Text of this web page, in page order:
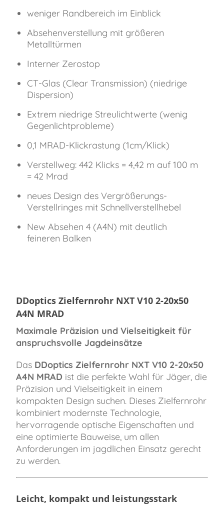
weniger Randbereich im Einblick
Absehenverstellung mit größeren
Metalltürmen
Interner Zerostop
CT-Glas (Clear Transmission) (niedrige
Dispersion)
Extrem niedrige Streulichtwerte (wenig
Gegenlichtprobleme)
0,1 MRAD-Klickrastung (1cm/Klick)
Verstellweg: 442 Klicks = 4,42 m auf 100 m
= 42 Mrad
neues Design des Vergrößerungs-
Verstellringes mit Schnellverstellhebel
New Absehen 4 (A4N) mit deutlich
feineren Balken
DDoptics Zielfernrohr NXT V10 2-20x50
A4N MRAD
Maximale Präzision und Vielseitigkeit für
anspruchsvolle Jagdeinsätze
Das DDoptics Zielfernrohr NXT V10 2-20x50
A4N MRAD ist die perfekte Wahl für Jäger, die
Präzision und Vielseitigkeit in einem
kompakten Design suchen. Dieses Zielfernrohr
kombiniert modernste Technologie,
hervorragende optische Eigenschaften und
eine optimierte Bauweise, um allen
Anforderungen im jagdlichen Einsatz gerecht
zu werden.
Leicht, kompakt und leistungsstark